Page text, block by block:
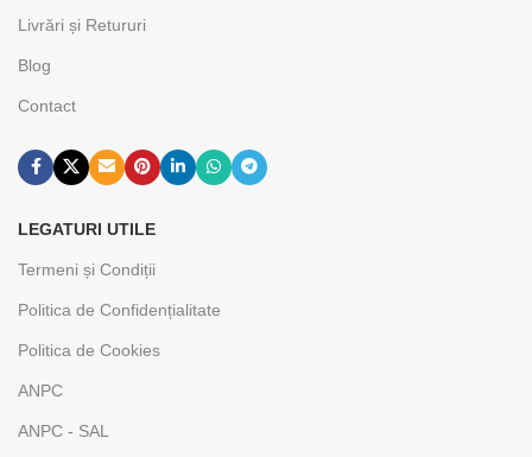
Livrări și Retururi
Blog
Contact
LEGATURI UTILE
Termeni și Condiții
Politica de Confidențialitate
Politica de Cookies
ANPC
ANPC - SAL